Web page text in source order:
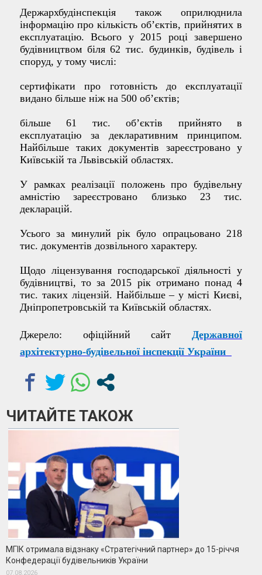
Держархбудінспекція також оприлюднила
інформацію про кількість об’єктів, прийнятих в
експлуатацію. Всього у 2015 році завершено
будівництвом біля 62 тис. будинків, будівель і
споруд, у тому числі:
сертифікати про готовність до експлуатації
видано більше ніж на 500 об’єктів;
більше 61 тис. об’єктів прийнято в
експлуатацію за декларативним принципом.
Найбільше таких документів зареєстровано у
Київській та Львівській областях.
У рамках реалізації положень про будівельну
амністію зареєстровано близько 23 тис.
декларацій.
Усього за минулий рік було опрацьовано 218
тис. документів дозвільного характеру.
Щодо ліцензування господарської діяльності у
будівництві, то за 2015 рік отримано понад 4
тис. таких ліцензій. Найбільше – у місті Києві,
Дніпропетровській та Київській областях.
Джерело: офіційний сайт
Державної
архітектурно-будівельної інспекції України
ЧИТАЙТЕ ТАКОЖ
МГІК отримала відзнаку «Стратегічний партнер» до 15-річчя
Конфедерації будівельників України
07.08.2026